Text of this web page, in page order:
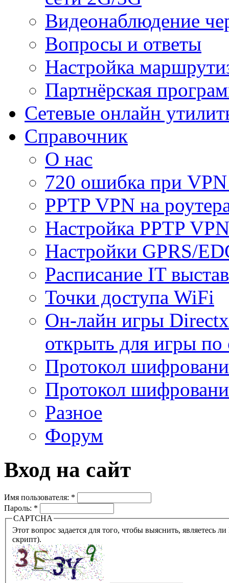
Видеонаблюдение
Вопросы и ответы
Настройка
Партнёрская
Сетевые онлайн
Справочник
О нас
720 ошибка при
PPTP VPN на
Настройка PPTP
Настройки GPRS/
Расписание IT
Точки доступа WiFi
Он-лайн игры
открыть для игры по
Протокол
Протокол
Разное
Форум
Вход на сайт
Имя пользователя: *
Пароль: *
CAPTCHA
Этот вопрос задается для того, чтобы выяснить, являетесь ли Вы человеком или представляете из себя робота
скрипт).